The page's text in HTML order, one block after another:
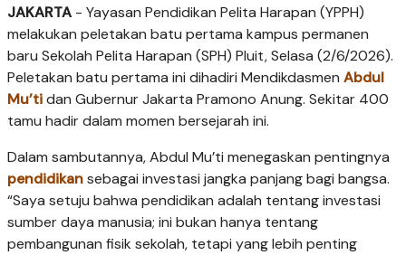
JAKARTA - Yayasan Pendidikan Pelita Harapan (YPPH)
melakukan peletakan batu pertama kampus permanen
baru Sekolah Pelita Harapan (SPH) Pluit, Selasa (2/6/2026).
Peletakan batu pertama ini dihadiri Mendikdasmen Abdul
Mu’tidan Gubernur Jakarta Pramono Anung. Sekitar 400
tamu hadir dalam momen bersejarah ini.
Dalam sambutannya, Abdul Mu’ti menegaskan pentingnya
pendidikansebagai investasi jangka panjang bagi bangsa.
“Saya setuju bahwa pendidikan adalah tentang investasi
sumber daya manusia; ini bukan hanya tentang
pembangunan fisik sekolah, tetapi yang lebih penting